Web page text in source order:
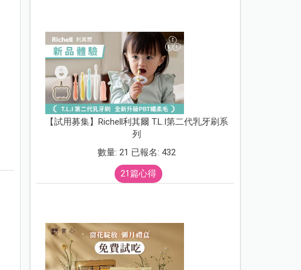
【試用募集】Richell利其爾 T.L.I第二代乳牙刷系
列
數量: 21 已報名: 432
21篇心得